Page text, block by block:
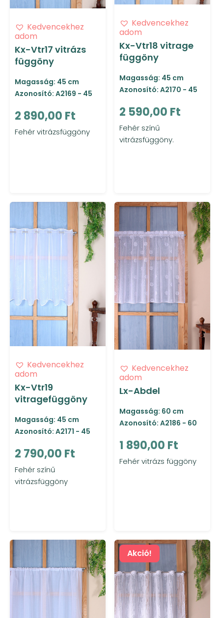
Kedvencekhez
adom
Kx-Vtr17 vitrázs
függöny
Magasság: 45 cm
Azonosító: A2169 - 45
2 890,00 Ft
Fehér vitrázsfüggöny
Kedvencekhez
adom
Kx-Vtr18 vitrage
függöny
Magasság: 45 cm
Azonosító: A2170 - 45
2 590,00 Ft
Fehér színű
vitrázsfüggöny.
Kedvencekhez
adom
Kx-Vtr19
vitragefüggöny
Magasság: 45 cm
Azonosító: A2171 - 45
2 790,00 Ft
Fehér színű
vitrázsfüggöny
Kedvencekhez
adom
Lx-Abdel
Magasság: 60 cm
Azonosító: A2186 - 60
1 890,00 Ft
Fehér vitrázs függöny
Akció!